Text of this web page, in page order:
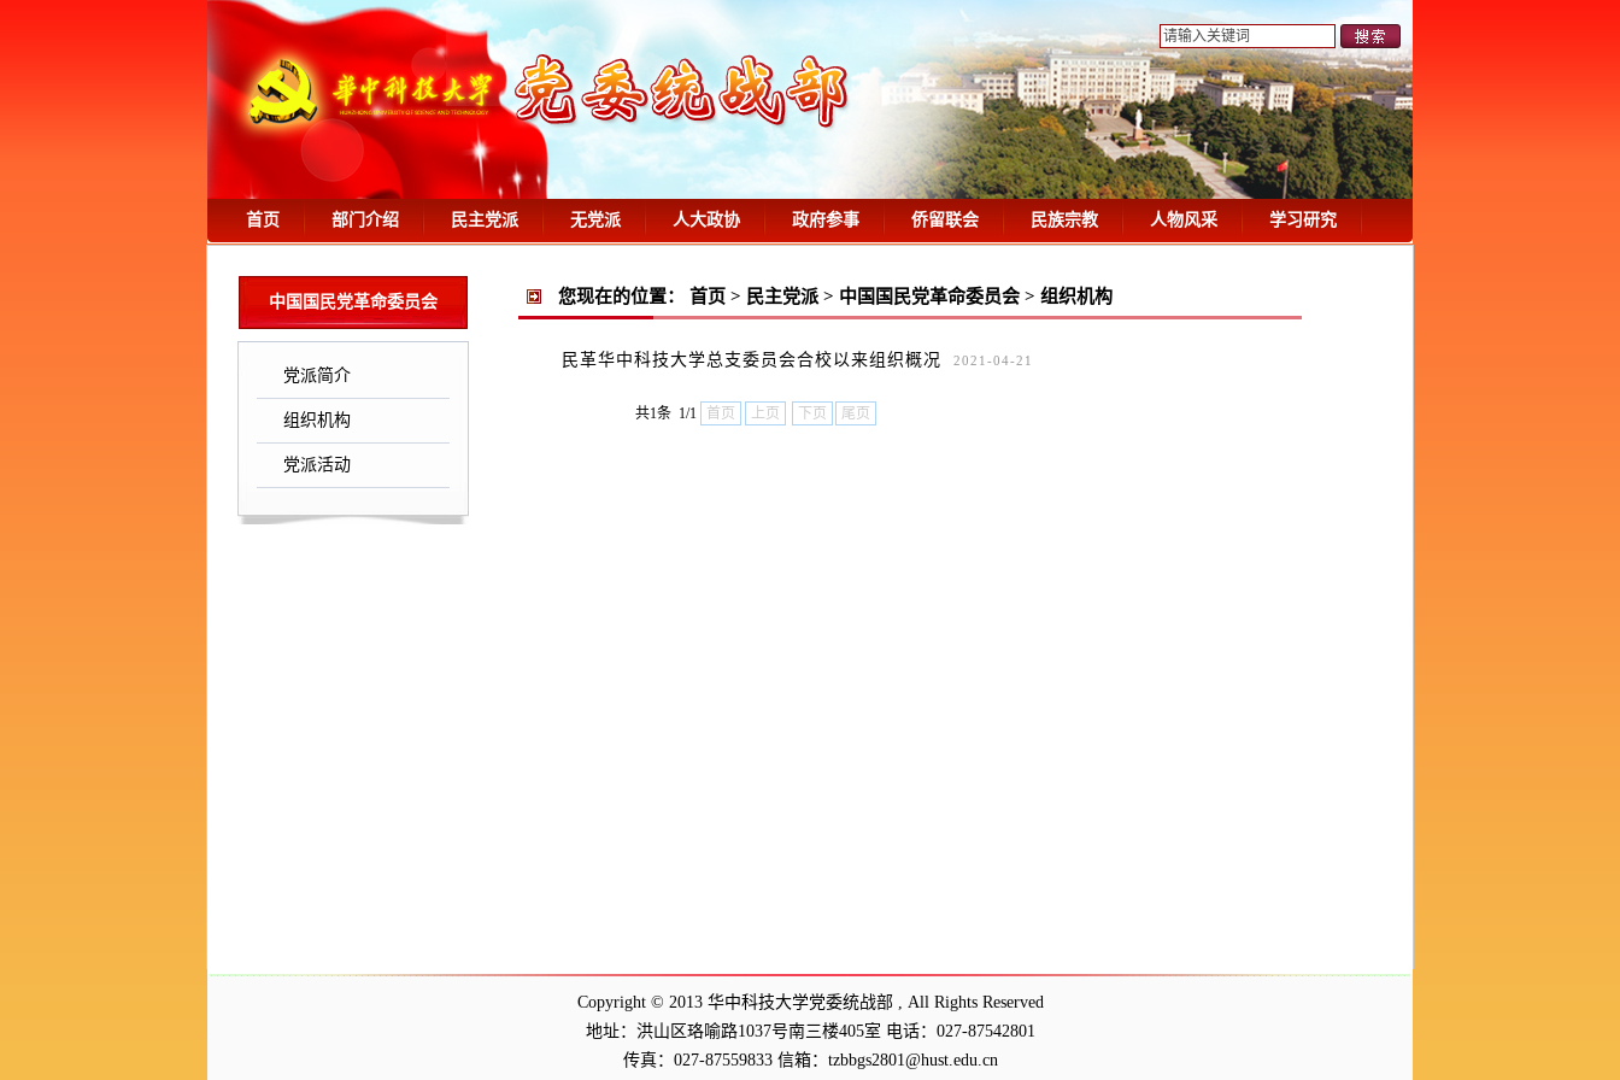
首页 部门介绍 民主党派 无党派 人大政协 政府参事 侨留联会 民族宗教 人物风采 学习研究
中国国民党革命委员会
党派简介
组织机构
党派活动
您现在的位置： 首页 > 民主党派 > 中国国民党革命委员会 > 组织机构
民革华中科技大学总支委员会合校以来组织概况 2021-04-21
共1条 1/1 首页 上页 下页 尾页
Copyright © 2013 华中科技大学党委统战部 , All Rights Reserved
地址：洪山区珞喻路1037号南三楼405室 电话：027-87542801
传真：027-87559833 信箱：tzbbgs2801@hust.edu.cn